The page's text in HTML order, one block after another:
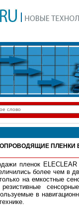
ПЛЕНКИ
пленок
более чем в
на емкостные
в